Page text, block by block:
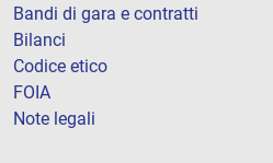
Bandi di gara e contratti
Bilanci
Codice etico
FOIA
Note legali